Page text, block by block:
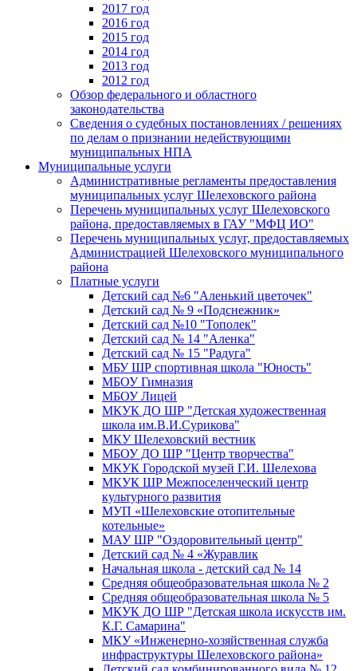
2017 год
2016 год
2015 год
2014 год
2013 год
2012 год
Обзор федерального и областного
законодательства
Сведения о судебных постановлениях / решениях
по делам о признании недействующими
муниципальных НПА
Муниципальные услуги
Административные регламенты предоставления
муниципальных услуг Шелеховского района
Перечень муниципальных услуг Шелеховского
района, предоставляемых в ГАУ "МФЦ ИО"
Перечень муниципальных услуг, предоставляемых
Администрацией Шелеховского муниципального
района
Платные услуги
Детский сад №6 "Аленький цветочек"
Детский сад № 9 «Подснежник»
Детский сад №10 "Тополек"
Детский сад № 14 "Аленка"
Детский сад № 15 "Радуга"
МБУ ШР спортивная школа "Юность"
МБОУ Гимназия
МБОУ Лицей
МКУК ДО ШР "Детская художественная
школа им.В.И.Сурикова"
МКУ Шелеховский вестник
МБОУ ДО ШР "Центр творчества"
МКУК Городской музей Г.И. Шелехова
МКУК ШР Межпоселенческий центр
культурного развития
МУП «Шелеховские отопительные
котельные»
МАУ ШР "Оздоровительный центр"
Детский сад № 4 «Журавлик
Начальная школа - детский сад № 14
Средняя общеобразовательная школа № 2
Средняя общеобразовательная школа № 5
МКУК ДО ШР "Детская школа искусств им.
К.Г. Самарина"
МКУ «Инженерно-хозяйственная служба
инфраструктуры Шелеховского района»